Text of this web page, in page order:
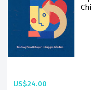
US$24.00